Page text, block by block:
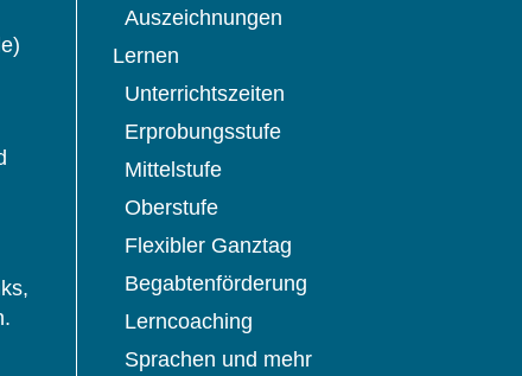
Auszeichnungen
Lernen
Unterrichtszeiten
Erprobungsstufe
Mittelstufe
Oberstufe
Flexibler Ganztag
Begabtenförderung
Lerncoaching
Sprachen und mehr